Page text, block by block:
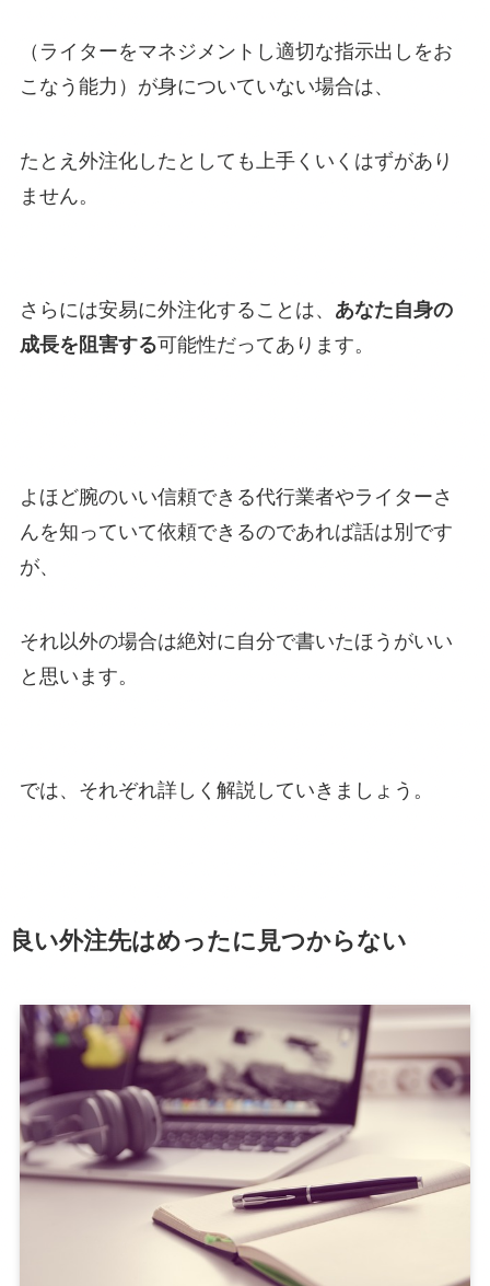
（ライターをマネジメントし適切な指示出しをお
こなう能力）が身についていない場合は、
たとえ外注化したとしても上手くいくはずがあり
ません。
さらには安易に外注化することは、 あなた自身の
成長を阻害する可能性だってあります。
よほど腕のいい信頼できる代行業者やライターさ
んを知っていて依頼できるのであれば話は別です
が、
それ以外の場合は絶対に自分で書いたほうがいい
と思います。
では、それぞれ詳しく解説していきましょう。
良い外注先はめったに見つからない